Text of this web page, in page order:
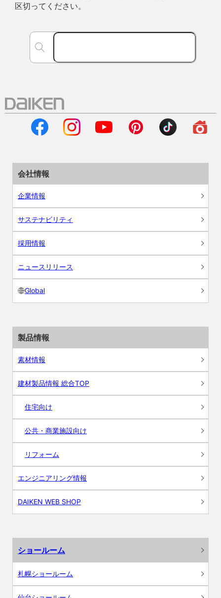
区切ってください。
会社情報
企業情報
サステナビリティ
採用情報
ニュースリリース
Global
製品情報
素材情報
建材製品情報 総合TOP
住宅向け
公共・商業施設向け
リフォーム
エンジニアリング情報
DAIKEN WEB SHOP
ショールーム
札幌ショールーム